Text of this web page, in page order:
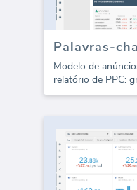
Modelo de
relatório de PPC: